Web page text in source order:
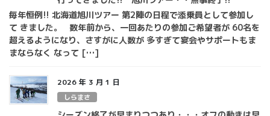
毎年恒例!! 北海道旭川ツアー 第2陣の日程で添乗員として参加し
て きました。 数年前から、一回あたりの参加ご希望者が 60名を
超えるようになり、さすがに人数が 多すぎて宴会やサポートもま
まならなく なって […]
2026 年 3 月 1 日
しらまさ